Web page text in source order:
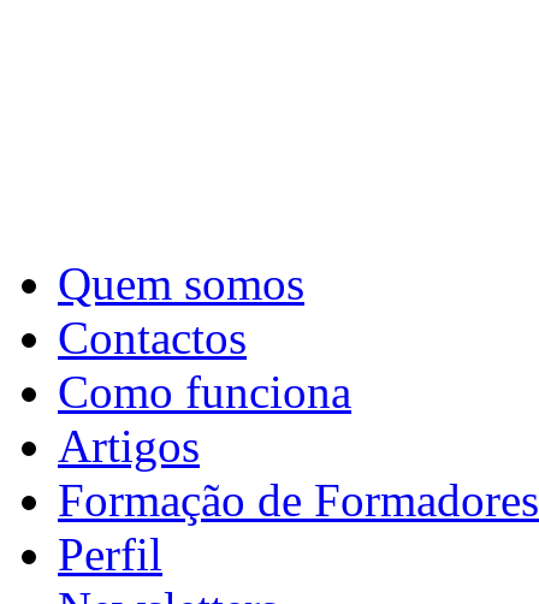
Quem somos
Contactos
Como funciona
Artigos
Formação de Formadores
Perfil